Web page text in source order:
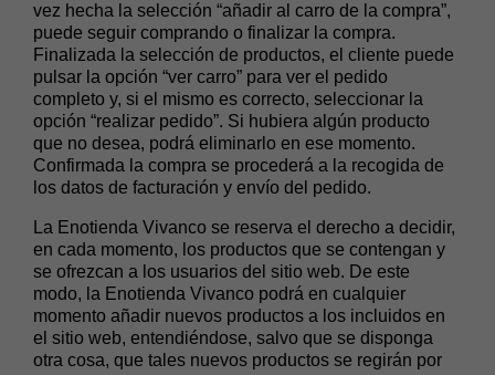
vez hecha la selección “añadir al carro de la compra”,
puede seguir comprando o finalizar la compra.
Finalizada la selección de productos, el cliente puede
pulsar la opción “ver carro” para ver el pedido
completo y, si el mismo es correcto, seleccionar la
opción “realizar pedido”. Si hubiera algún producto
que no desea, podrá eliminarlo en ese momento.
Confirmada la compra se procederá a la recogida de
los datos de facturación y envío del pedido.
La Enotienda Vivanco se reserva el derecho a decidir,
en cada momento, los productos que se contengan y
se ofrezcan a los usuarios del sitio web. De este
modo, la Enotienda Vivanco podrá en cualquier
momento añadir nuevos productos a los incluidos en
el sitio web, entendiéndose, salvo que se disponga
otra cosa, que tales nuevos productos se regirán por